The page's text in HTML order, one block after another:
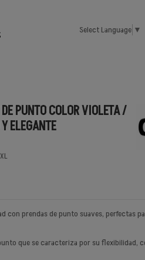
Select Language ▼
PUNTO COLOR VIOLETA /
ELEGANTE
con prendas de punto suaves, perfectas
que se caracteriza por su flexibilidad,